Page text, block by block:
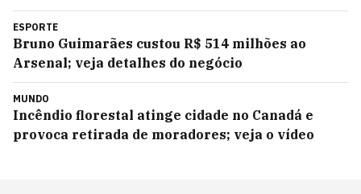
ESPORTE
Bruno Guimarães custou R$ 514 milhões ao
Arsenal; veja detalhes do negócio
MUNDO
Incêndio florestal atinge cidade no Canadá e
provoca retirada de moradores; veja o vídeo